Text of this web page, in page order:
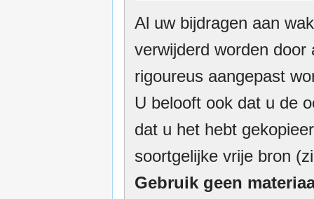
Al uw bijdragen aan
verwijderd worden
rigoureus aangepast
U belooft ook dat u de
dat u het hebt
soortgelijke vrije bron
Gebruik geen